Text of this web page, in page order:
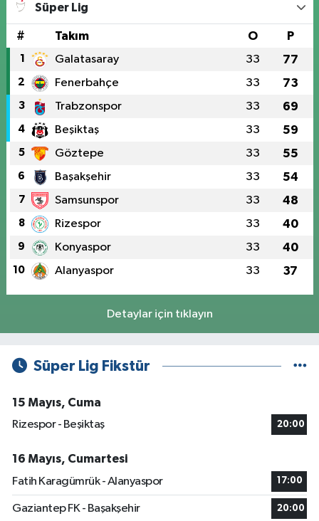
Süper Lig
# Takım O P
1 Galatasaray 33 77
2 Fenerbahçe 33 73
3 Trabzonspor 33 69
4 Beşiktaş 33 59
5 Göztepe 33 55
6 Başakşehir 33 54
7 Samsunspor 33 48
8 Rizespor 33 40
9 Konyaspor 33 40
10 Alanyaspor 33 37
Detaylar için tıklayın
Süper Lig Fikstür
15 Mayıs, Cuma
Rizespor - Beşiktaş
20:00
16 Mayıs, Cumartesi
Fatih Karagümrük - Alanyaspor
17:00
Gaziantep FK - Başakşehir 20:00